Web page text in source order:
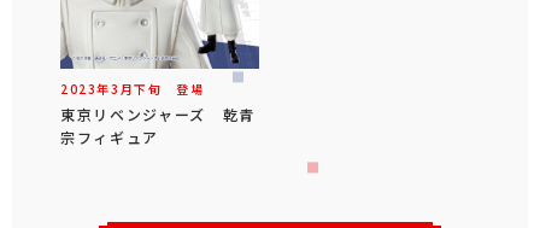
2023年3 月下旬 登場
東京リベンジャーズ 乾青
宗フィギュア